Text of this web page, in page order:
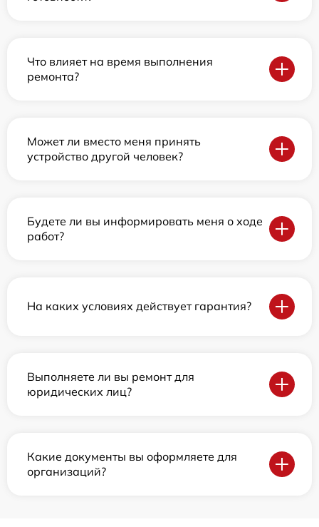
Что влияет на время выполнения
ремонта?
Может ли вместо меня принять
устройство другой человек?
Будете ли вы информировать меня о ходе
работ?
На каких условиях действует гарантия?
Выполняете ли вы ремонт для
юридических лиц?
Какие документы вы оформляете для
организаций?